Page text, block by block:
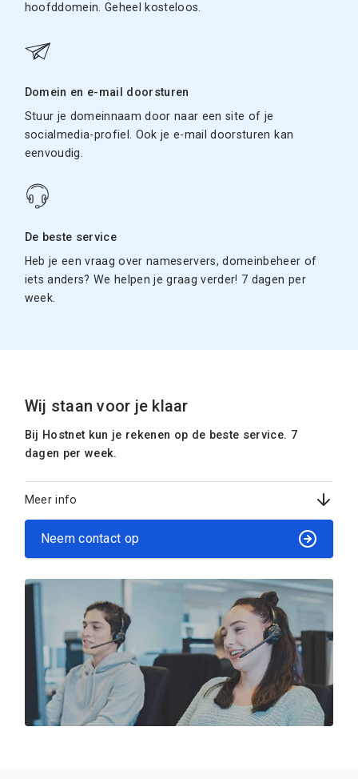
hoofddomein. Geheel kosteloos.
Domein en e-mail doorsturen
Stuur je domeinnaam door naar een site of je
socialmedia-profiel. Ook je e-mail doorsturen kan
eenvoudig.
De beste service
Heb je een vraag over nameservers, domeinbeheer of
iets anders? We helpen je graag verder! 7 dagen per
week.
Wij staan voor je klaar
Bij Hostnet kun je rekenen op de beste service. 7
dagen per week.
Meer info
Neem contact op